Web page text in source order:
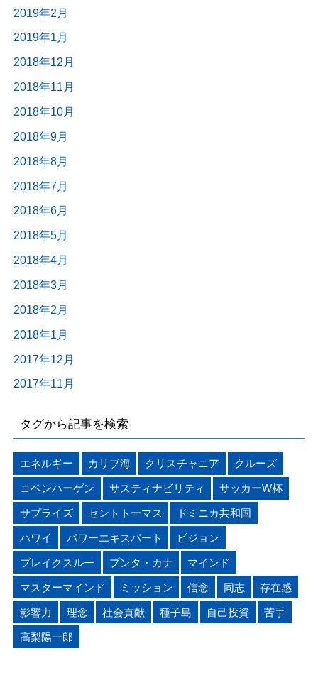
2019年2月
2019年1月
2018年12月
2018年11月
2018年10月
2018年9月
2018年8月
2018年7月
2018年6月
2018年5月
2018年4月
2018年3月
2018年2月
2018年1月
2017年12月
2017年11月
タグから記事を検索
エネルギー カリブ海 クリスチャニア クルーズ
コペンハーゲン サスティナビリティ サッカーW杯
サプライズ セントトーマス ドミニカ共和国
ハワイ パワーエキスパート ビジョン
ブレイクスルー プンタ・カナ マインド
マスターマインド ミッション 信念 同志 存在感
影響力 理念 社会貢献 種子島 自己投資 苦手
高梨陽一郎